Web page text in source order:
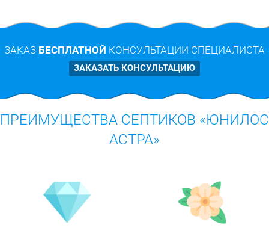
ЗАКАЗ БЕСПЛАТНОЙ КОНСУЛЬТАЦИИ СПЕЦИАЛИСТА
ЗАКАЗАТЬ КОНСУЛЬТАЦИЮ
ПРЕИМУЩЕСТВА СЕПТИКОВ «ЮНИЛОС
АСТРА»